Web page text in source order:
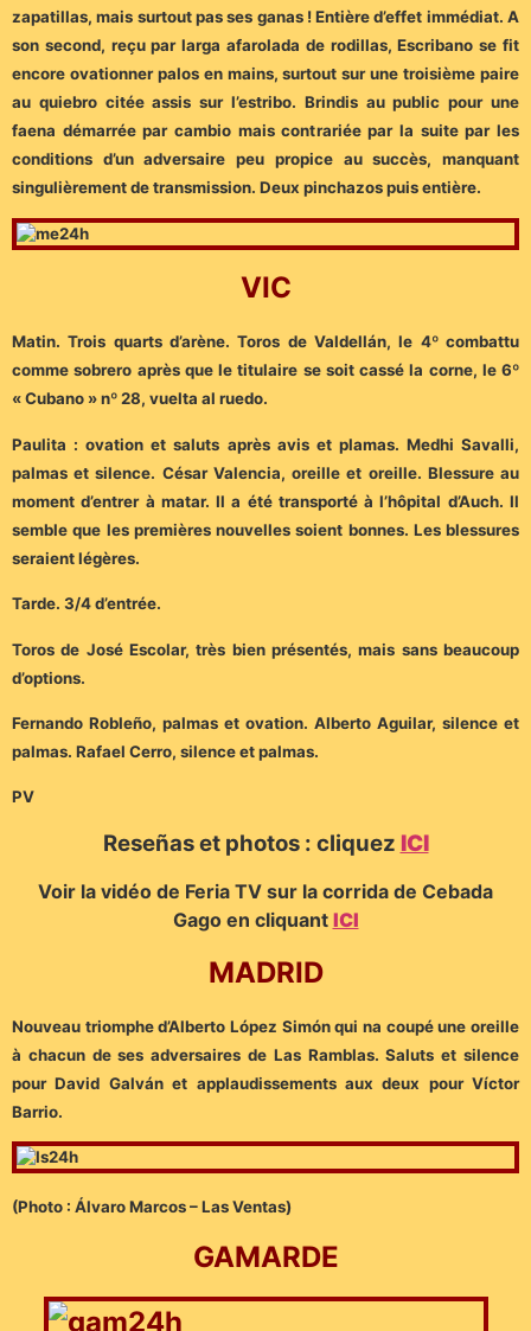
zapatillas, mais surtout pas ses ganas ! Entière d’effet immédiat. A
son second, reçu par larga afarolada de rodillas, Escribano se fit
encore ovationner palos en mains, surtout sur une troisième paire
au quiebro citée assis sur l’estribo. Brindis au public pour une
faena démarrée par cambio mais contrariée par la suite par les
conditions d’un adversaire peu propice au succès, manquant
singulièrement de transmission. Deux pinchazos puis entière.
VIC
Matin. Trois quarts d’arène. Toros de Valdellán, le 4º combattu
comme sobrero après que le titulaire se soit cassé la corne, le 6º
« Cubano » nº 28, vuelta al ruedo.
Paulita : ovation et saluts après avis et plamas. Medhi Savalli,
palmas et silence. César Valencia, oreille et oreille. Blessure au
moment d’entrer à matar. Il a été transporté à l’hôpital d’Auch. Il
semble que les premières nouvelles soient bonnes. Les blessures
seraient légères.
Tarde. 3/4 d’entrée.
Toros de José Escolar, très bien présentés, mais sans beaucoup
d’options.
Fernando Robleño, palmas et ovation. Alberto Aguilar, silence et
palmas. Rafael Cerro, silence et palmas.
PV
Reseñas et photos : cliquez ICI
Voir la vidéo de Feria TV sur la corrida de Cebada
Gago en cliquant ICI
MADRID
Nouveau triomphe d’Alberto López Simón qui na coupé une oreille
à chacun de ses adversaires de Las Ramblas. Saluts et silence
pour David Galván et applaudissements aux deux pour Víctor
Barrio.
(Photo : Álvaro Marcos – Las Ventas)
GAMARDE